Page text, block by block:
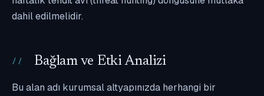
dahil edilmelidir.
Bağlam ve Etki Analizi
Bu alan adı kurumsal altyapınızda herhangi bir